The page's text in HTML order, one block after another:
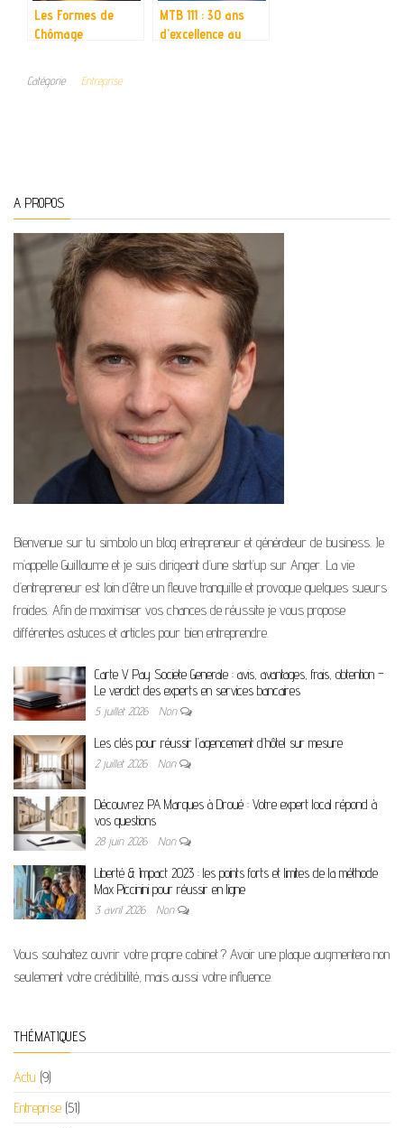
Les Formes de
Chômage
numérique des
MTB 111 : 30 ans
d’excellence au
Catégorie Entreprise
A PROPOS
Bienvenue sur tu simbolo un blog entrepreneur et générateur de business. Je
m’appelle Guillaume et je suis dirigeant d’une start’up sur Anger. La vie
d’entrepreneur est loin d’être un fleuve tranquille et provoque quelques sueurs
froides. Afin de maximiser vos chances de réussite je vous propose
différentes astuces et articles pour bien entreprendre.
Carte V Pay Societe Generale : avis, avantages, frais, obtention –
Le verdict des experts en services bancaires
5 juillet 2026 Non
Les clés pour réussir l’agencement d’hôtel sur mesure
2 juillet 2026 Non
Découvrez PA Marques à Droué : Votre expert local répond à
vos questions
28 juin 2026 Non
Liberté & Impact 2023 : les points forts et limites de la méthode
Max Piccinini pour réussir en ligne
3 avril 2026 Non
Vous souhaitez ouvrir votre propre cabinet ? Avoir une plaque augmentera non
seulement votre crédibilité, mais aussi votre influence.
THÉMATIQUES
Actu (9)
Entreprise (51)